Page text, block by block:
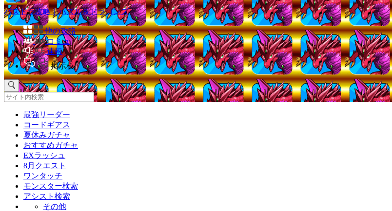
パズドラ攻略｜パズル＆ドラゴンズ
他の攻略
コミュ
速報
掲示板
最強リーダー
コードギアス
夏休みガチャ
おすすめガチャ
EXラッシュ
8月クエスト
ワンタッチ
モンスター検索
アシスト検索
その他